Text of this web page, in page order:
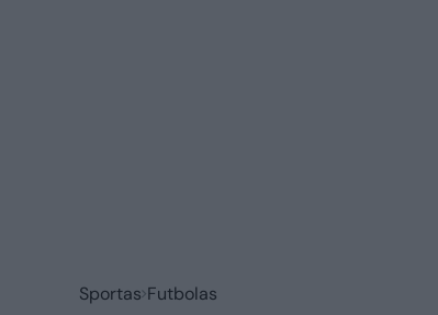
Sportas Futbolas